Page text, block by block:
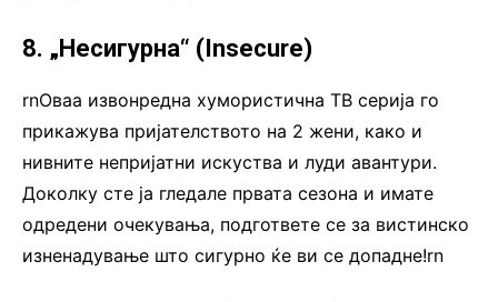
8. „Несигурна“ (Insecure)
rnОваа извонредна хумористична ТВ серија го
прикажува пријателството на 2 жени, како и
нивните непријатни искуства и луди авантури.
Доколку сте ја гледале првата сезона и имате
одредени очекувања, подгответе се за вистинско
изненадување што сигурно ќе ви се допадне!rn